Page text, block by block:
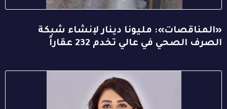
«المناقصات»: مليونا دينار لإنشاء شبكة
الصرف الصحي في عالي تخدم 232 عقاراً